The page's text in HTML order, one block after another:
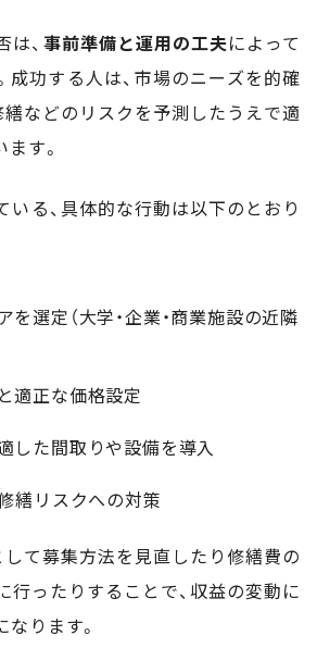
、 事前準備と運用の工夫によって
成功する人は、市場のニーズを的確
繕などのリスクを予測したうえで適
す。
いる、具体的な行動は以下のとおり
選定（大学・企業・商業施設の近隣
適正な価格設定
した間取りや設備を導入
繕リスクへの対策
して募集方法を見直したり修繕費の
行ったりすることで、収益の変動に
ります。